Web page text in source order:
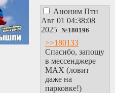
Аноним Птн
Авг 01 04:38:08
2025 №180196
>>180133
Спасибо, запощу
в мессенджере
MAX (ловит
даже на
парковке!)